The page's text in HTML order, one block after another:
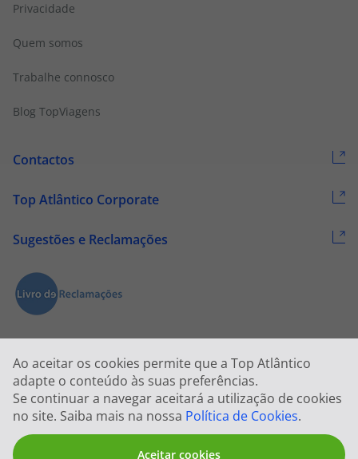
Ao aceitar os cookies permite que a Top Atlântico
adapte o conteúdo às suas preferências.
Se continuar a navegar aceitará a utilização de cookies
no site. Saiba mais na nossa Política de Cookies.
Aceitar cookies
Privacidade
Quem somos
Trabalhe connosco
Blog TopViagens
Contactos
Top Atlântico Corporate
Sugestões e Reclamações
2026 © Todos os direitos reservados:Top Atlântico, Viagens e Turismo